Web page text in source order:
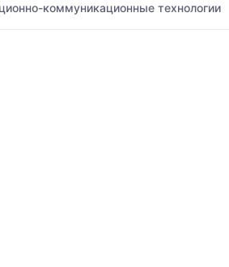
коммуникационные технологии